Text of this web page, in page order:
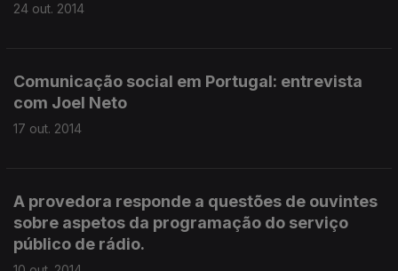
24 out. 2014
Comunicação social em Portugal: entrevista
com Joel Neto
17 out. 2014
A provedora responde a questões de ouvintes
sobre aspetos da programação do serviço
público de rádio.